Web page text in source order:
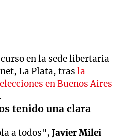
en la sede libertaria
La Plata, trasla
en Buenos Aires
.
tenido una clara
a todos",Javier Milei